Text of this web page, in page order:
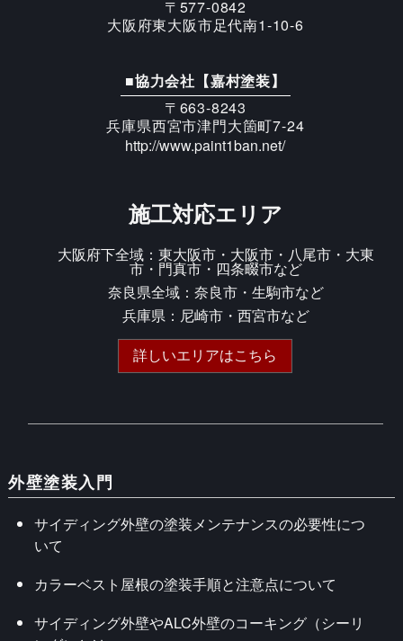
〒577-0842
大阪府東大阪市足代南1-10-6
■協力会社【嘉村塗装】
〒663-8243
兵庫県西宮市津門大箇町7-24
http://www.paint1ban.net/
施工対応エリア
大阪府下全域：東大阪市・大阪市・八尾市・大東
市・門真市・四条畷市など
奈良県全域：奈良市・生駒市など
兵庫県：尼崎市・西宮市など
詳しいエリアはこちら
外壁塗装入門
サイディング外壁の塗装メンテナンスの必要性につ
いて
カラーベスト屋根の塗装手順と注意点について
サイディング外壁やALC外壁のコーキング（シーリ